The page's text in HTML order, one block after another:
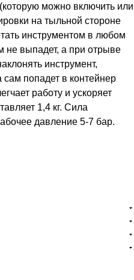
можно включить или
на тыльной стороне
инструментом в любом
не выпадет, а при отрыве
инструмент,
попадет в контейнер
работу и ускоряет
1,4 кг. Сила
давление 5-7 бар.